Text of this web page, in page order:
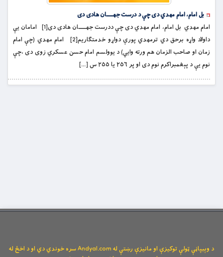
بل امام، امام مهدي دى چې د درست جهـــــان هادى دى
امام مهدي بل امام، امام مهدي دى چې ددرست جهـــــان هادى دى[1] امامان يې
داولاد واړه برحق دي ترمهدي پورې دواړو خدمتګاريم[2] امام مهدي (چې امام
زمان او صاحب الزمان هم ورته وايي) د يوولسم امام حسن عسکري زوى دى ،چې
نوم يې د پېغمبراکرم نوم دى او پر ٢٥٦ يا ٢٥٥ س […]
د وېبپاڼې ټولې توکیزې او مانیزې رښتې له Andyal.com سره خوندي دي او د اخځ له